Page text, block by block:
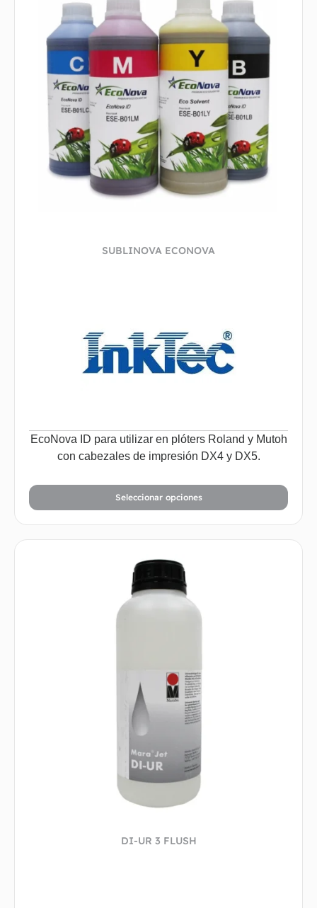
SUBLINOVA ECONOVA
EcoNova ID para utilizar en plóters Roland y Mutoh
con cabezales de impresión DX4 y DX5.
Seleccionar opciones
DI-UR 3 FLUSH